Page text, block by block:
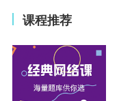
课程推荐